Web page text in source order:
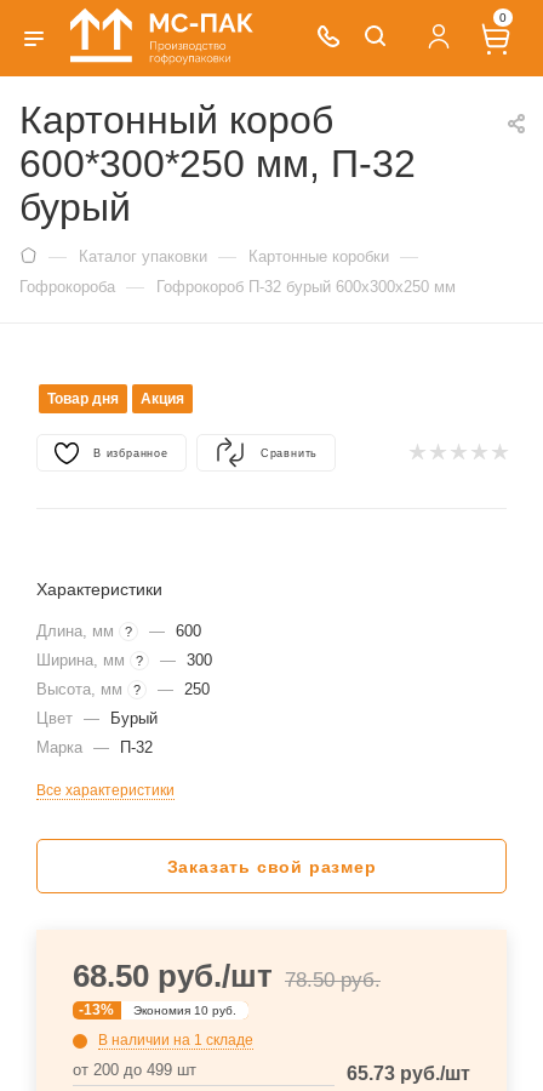
0
Картонный короб
600*300*250 мм, П-32
бурый
— Каталог упаковки — Картонные коробки —
Гофрокороба — Гофрокороб П-32 бурый 600х300х250 мм
Товар дня Акция
В избранное Сравнить
Характеристики
Длина, мм ? — 600
Ширина, мм
? — 300
Высота, мм
? — 250
Цвет —
Бурый
Марка — П-32
Все характеристики
Заказать свой размер
68.50 руб./шт 78.50руб.
-13% Экономия 10 руб.
В наличии на 1 складе
от 200 до 499 шт 65.73 руб./шт